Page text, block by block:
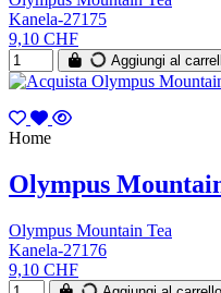
Kanela-27175
9,10 CHF
Aggiungi al
Home
Olympus
Olympus Mountain Tea
Kanela-27176
9,10 CHF